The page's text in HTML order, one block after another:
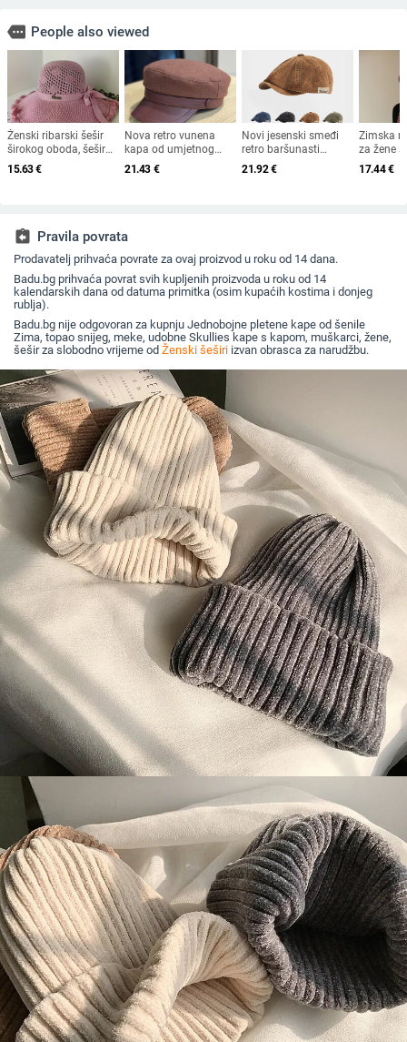
more People also viewed
Ženski ribarski šešir
širokog oboda, šešir
za sunce, pleteni šešir
za sunce, šešir za
15.63€
Nova retro vunena
kapa od umjetnog
krzna za jesen i zimu
2025. za žene,
21.43 €
Novi jesenski smeđi
retro baršunasti
osmerokutni šešir za
muškarce i žene,
21.92€
Zimska
za žene
starijih
od
17.44€
assignment_return Pravila povrata
Prodavatelj prihvaća povrate za ovaj proizvod u roku od 14 dana.
Badu.bg prihvaća povrat svih kupljenih proizvoda u roku od 14
kalendarskih dana od datuma primitka (osim kupaćih kostima i donjeg
rublja).
Badu.bg nije odgovoran za kupnju Jednobojne pletene kape od šenile
Zima, topao snijeg, meke, udobne Skullies kape s kapom, muškarci, žene,
šešir za slobodno vrijeme od Ženski šeširi izvan obrasca za narudžbu.